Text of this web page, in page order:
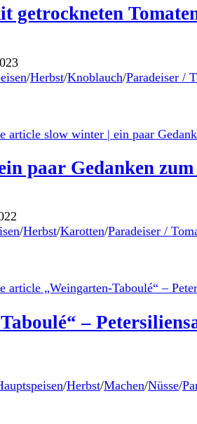
getrockneten
/Herbst/Knoblauch/Paradeiser /
paar Gedanken zum
/Herbst/Karotten/Paradeiser /
–
/Herbst/Machen/Nüsse/